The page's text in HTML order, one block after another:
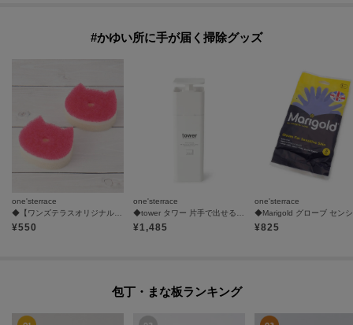
#かゆい所に手が届く掃除グッズ
one'sterrace
¥550
one'sterrace
¥1,485
one'sterrace
¥825
包丁・まな板ランキング